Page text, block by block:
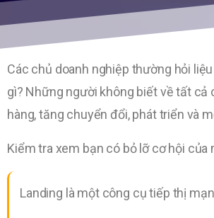
Các chủ doanh nghiệp thường hỏi
gì? Những người không biết về tất cả
hàng, tăng chuyển đổi, phát triển và
Kiểm tra xem bạn có bỏ lỡ cơ hội của
Landing là một công cụ tiếp thị